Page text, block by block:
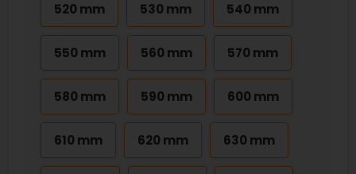
520 mm 530 mm 540 mm
550 mm 560 mm 570 mm
580 mm 590 mm 600 mm
610 mm 620 mm 630 mm